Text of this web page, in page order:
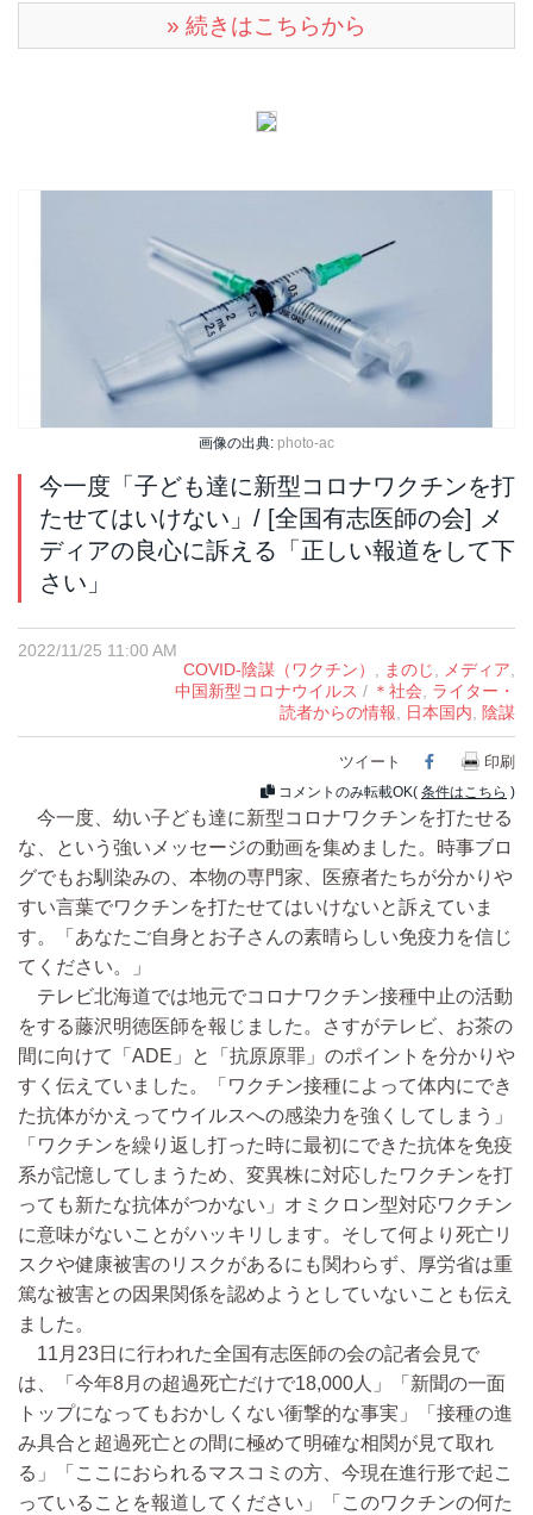
» 続きはこちらから
画像の出典: photo-ac
今一度「子ども達に新型コロナワクチンを打
たせてはいけない」/ [全国有志医師の会] メ
ディアの良心に訴える「正しい報道をして下
さい」
2022/11/25 11:00 AM
COVID-陰謀（ワクチン）
まのじ メディア
中国新型コロナウイルス / ＊社会
ライター・
読者からの情報
日本国内 陰謀
ツイート Facebook
印刷
コメントのみ転載OK( 条件はこちら )
今一度、幼い子ども達に新型コロナワクチンを打たせる
な、という強いメッセージの動画を集めました。時事ブロ
グでもお馴染みの、本物の専門家、医療者たちが分かりや
すい言葉でワクチンを打たせてはいけないと訴えていま
す。「あなたご自身とお子さんの素晴らしい免疫力を信じ
てください。」
テレビ北海道では地元でコロナワクチン接種中止の活動
をする藤沢明徳医師を報じました。さすがテレビ、お茶の
間に向けて「ADE」と「抗原原罪」のポイントを分かりや
すく伝えていました。「ワクチン接種によって体内にでき
た抗体がかえってウイルスへの感染力を強くしてしまう」
「ワクチンを繰り返し打った時に最初にできた抗体を免疫
系が記憶してしまうため、変異株に対応したワクチンを打
っても新たな抗体がつかない」オミクロン型対応ワクチン
に意味がないことがハッキリします。そして何より死亡リ
スクや健康被害のリスクがあるにも関わらず、厚労省は重
篤な被害との因果関係を認めようとしていないことも伝え
ました。
11月23日に行われた全国有志医師の会の記者会見で
は、「今年8月の超過死亡だけで18,000人」「新聞の一面
トップになってもおかしくない衝撃的な事実」「接種の進
み具合と超過死亡との間に極めて明確な相関が見て取れ
る」「ここにおられるマスコミの方、今現在進行形で起こ
っていることを報道してください」「このワクチンの何た